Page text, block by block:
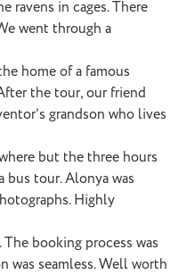
ravens in cages. There
went through a
home of a famous
the tour, our friend
grandson who lives
but the three hours
bus tour. Alonya was
Highly
The booking process was
was seamless. Well worth